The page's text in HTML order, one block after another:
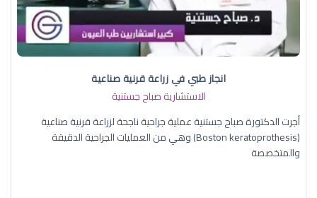
انجاز طبي في زراعة قرنية صناعية
الاستشارية صباح جستنية
أجرت الدكتورة صباح جستنية عملية جراحية ناجحة لزراعة قرنية صناعية
(Boston keratoprothesis) وهي من العمليات الجراحية الدقيقة
والمتخصصة